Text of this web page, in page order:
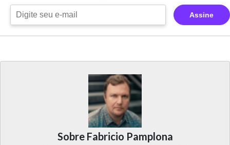
Assine
Sobre Fabricio Pamplona